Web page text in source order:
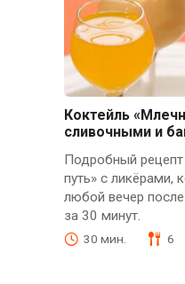
Коктейль
сливочными и
Подробный
путь» с ликёрами,
любой вечер после
за 30 минут.
30 мин. 6